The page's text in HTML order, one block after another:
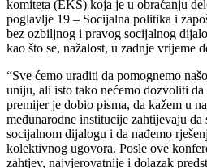
komiteta (EKS) koja je u obraćanju
poglavlje 19 – Socijalna politika i
bez ozbiljnog i pravog socijalnog
kao što se, nažalost, u zadnje vrijeme
“Sve ćemo uraditi da pomognemo
uniju, ali isto tako nećemo dozvoliti da
premijer je dobio pisma, da kažem u
međunarodne institucije zahtijevaju da
socijalnom dijalogu i da nađemo
kolektivnog ugovora. Posle ove
zahtjev, najvjerovatnije i dolazak